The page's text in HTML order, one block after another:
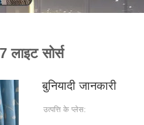
सोर्स
बुनियादी जानकारी
उत्पत्ति के प्लेस: